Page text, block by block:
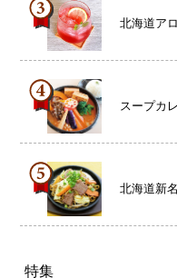
北海道ア
スープカ
北海道新
特集